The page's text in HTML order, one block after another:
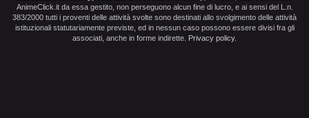
AnimeClick.it da essa gestito, non perseguono alcun fine di lucro, e ai sensi del L.n.
383/2000 tutti i proventi delle attività svolte sono destinati allo svolgimento delle attività
istituzionali statutariamente previste, ed in nessun caso possono essere divisi fra gli
associati, anche in forme indirette.
Privacy policy.